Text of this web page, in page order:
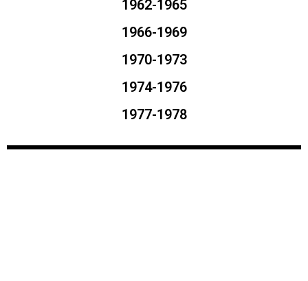
1962-1965
1966-1969
1970-1973
1974-1976
1977-1978